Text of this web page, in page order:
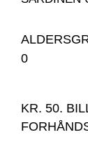
0
KR. 50.